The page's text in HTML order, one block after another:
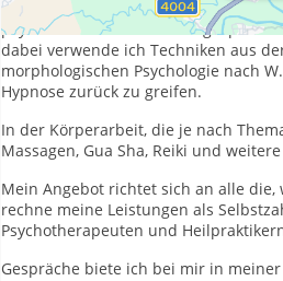
psychologische Beratung und
psychodramatischen
dabei verwende ich Techniken aus
morphologischen Psychologie nach
Hypnose zurück zu greifen.
In der Körperarbeit, die je nach
Massagen, Gua Sha, Reiki und
Mein Angebot richtet sich an alle
rechne meine Leistungen als
Psychotherapeuten und
Gespräche biete ich bei mir in